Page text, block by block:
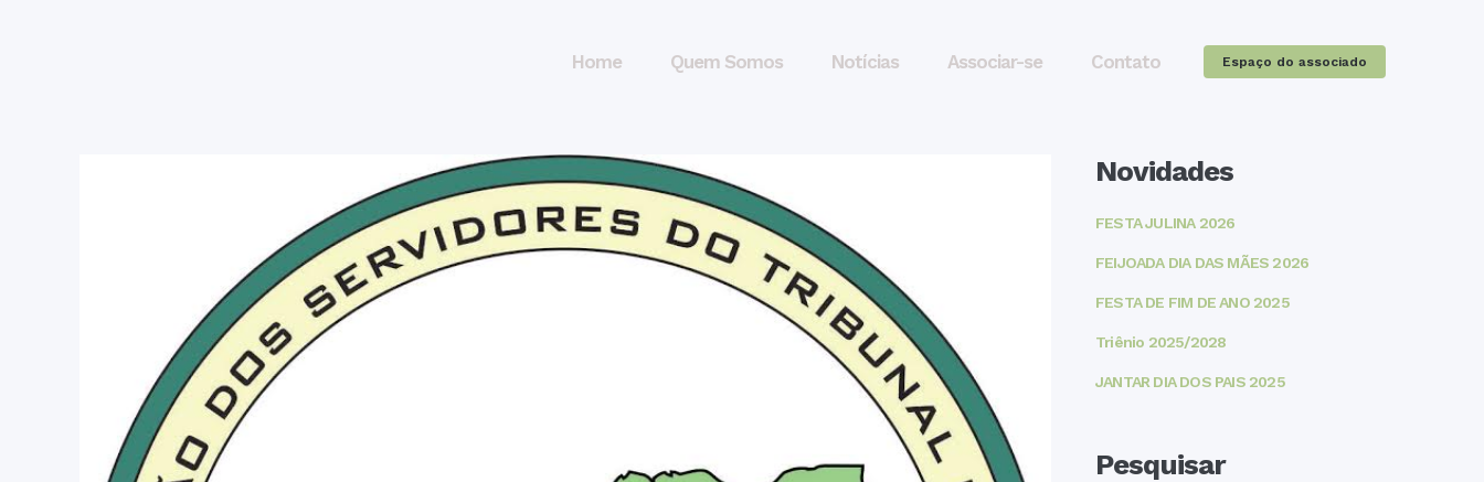
Espaço do associado
Home Quem Somos Notícias Associar-se Contato
Novidades
FESTA JULINA 2026
FEIJOADA DIA DAS MÃES 2026
FESTA DE FIM DE ANO 2025
Triênio 2025/2028
JANTAR DIA DOS PAIS 2025
Pesquisar